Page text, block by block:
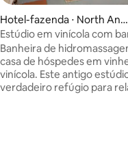
média de 5, 143
Hotel-fazenda ⋅ North Ando
ver
Estúdio em vinícola com
hidromassagem privativa e
de vinhos
Banheira de
casa de hóspedes em
vinícola. Este antigo
verdadeiro refúgio para